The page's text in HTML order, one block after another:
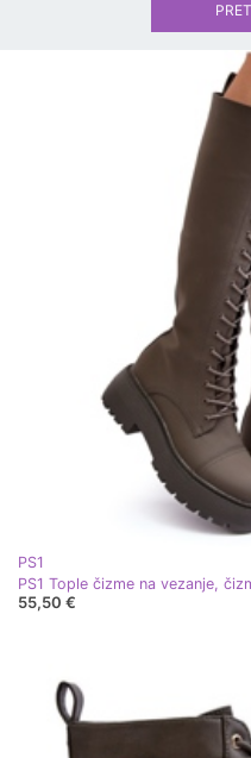
PS1
55,50 €